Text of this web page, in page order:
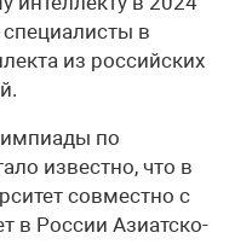
в
из российских
по
известно, что в
совместно с
в России Азиатско-